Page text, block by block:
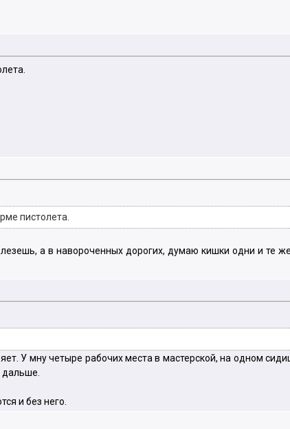
пистолета.
а в навороченных дорогих, думаю кишки одни и те
У мну четыре рабочих места в мастерской, на одном
дальше.
и без него.